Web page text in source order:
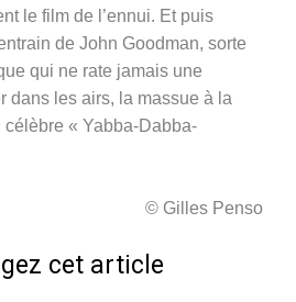
le film de l’ennui. Et puis
de John Goodman, sorte
qui ne rate jamais une
dans les airs, la massue à la
« Yabba-Dabba-
© Gilles Penso
cet article